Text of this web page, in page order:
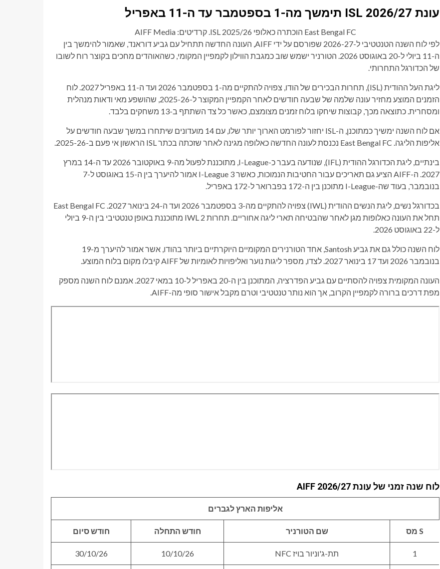
עונת ISL 2026/27 תימשך מה-1 בספטמבר עד ה-11 באפריל
East Bengal FC הוכתרה כאלופי ISL 2025/26. קרדיטים: AIFF Media
לפי לוח השנה הטנטטיבי ל-2026-27 שפורסם על ידי AIFF, העונה החדשה תתחיל עם גביע דוראנד, שאמור להימשך בין
ה-11 ביולי ל-20 באוגוסט 2026. הטורניר ישמש שוב כמגבת הווילון לקמפיין המקומי, כשהאוהדים מחכים בקוצר רוח לשובו
של הכדורגל התחרותי.
ליגת העל ההודית (ISL), תחרות הבכירים של הודו, צפויה להתקיים מה-1 בספטמבר 2026 ועד ה-11 באפריל 2027. לוח
הזמנים המוצע מחזיר עונה שלמה של שבעה חודשים לאחר הקמפיין המקוצר ל-2025-26, שהושפע מאי ודאות מנהלית
ומסחרית. כתוצאה מכך, קבוצות שיחקו בלוח זמנים מצומצם, כאשר כל צד השתתף ב-13 משחקים בלבד.
אם לוח השנה ימשיך כמתוכנן, ה-ISL יחזור לפורמט הארוך יותר שלו, עם 14 מועדונים שיתחרו במשך שבעה חודשים על
אליפות הליגה. East Bengal FC נכנסת לעונה החדשה כאלופה מגינה לאחר שזכתה בכתר ISL הראשון אי פעם ב-2025-26.
בינתיים, ליגת הכדורגל ההודית (IFL), שנודעה בעבר כ-I-League, מתוכננת לפעול מה-9 באוקטובר 2026 עד ה-14 במרץ
2027. ה-AIFF הציע גם תאריכים עבור החטיבות הנמוכות, כאשר I-League 3 אמור להיערך בין ה-15 באוגוסט ל-7
בנובמבר, בעוד שה-I-League מתוכנן בין ה-172 בפברואר ל-172 באפריל.
בכדורגל נשים, ליגת הנשים ההודית (IWL) צפויה להתקיים מה-3 בספטמבר 2026 ועד ה-24 בינואר 2027. East Bengal FC
תחל את העונה כאלופות מגן לאחר שהבטיחה תארי ליגה אחוריים. תחרות IWL 2 מתוכננת באופן טנטטיבי בין ה-9 ביולי
ל-22 באוגוסט 2026.
לוח השנה כולל גם את גביע Santosh, אחד הטורנירים המקומיים היוקרתיים ביותר בהודו, אשר אמור להיערך מ-19
בנובמבר 2026 ועד 17 בינואר 2027. לצדו, מספר ליגות נוער ואליפויות לאומיות של AIFF קיבלו מקום בלוח המוצע.
העונה המקומית צפויה להסתיים עם גביע הפדרציה, המתוכנן בין ה-20 באפריל ל-10 במאי 2027. אמנם לוח השנה מספק
מפת דרכים ברורה לקמפיין הקרוב, אך הוא נותר טנטטיבי וטרם מקבל אישור סופי מה-AIFF.
לוח שנה זמני של עונת AIFF 2026/27
אליפות הארץ לגברים
S מס שם הטורניר חודש התחלה חודש סיום
1 תת-ג'וניור בויז NFC 10/10/26
30/10/26